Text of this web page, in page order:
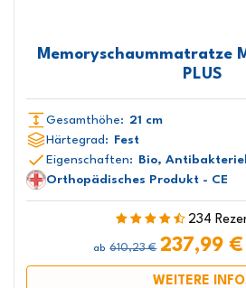
Memoryschaummatratze
PLUS
Gesamthöhe: 21 cm
Härtegrad:
Fest
Eigenschaften:
Bio, Antibakteriell
Orthopädisches Produkt - CE
234
ab 610,23 € 237,99
WEITERE